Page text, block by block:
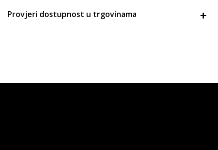
Provjeri dostupnost u trgovinama